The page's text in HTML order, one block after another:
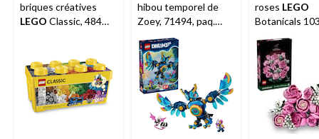
briques créatives
LEGO Classic, 484
hibou temporel de
Zoey, 71494, paq.
359, 8 ans et plus
roses LEGO
Botanicals
789 pièces,
plus